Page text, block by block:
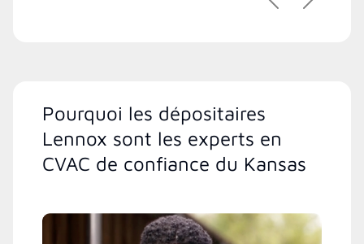
PrécédentSuivant
Pourquoi les dépositaires
Lennox sont les experts en
CVAC de confiance du Kansas